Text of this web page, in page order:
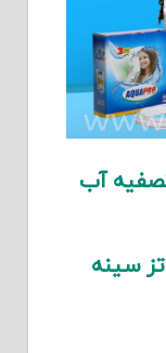
آب
سینه